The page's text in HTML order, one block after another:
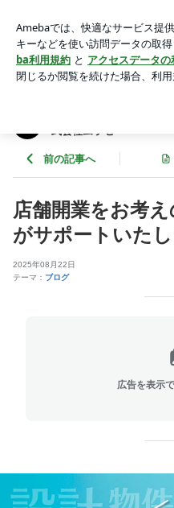
店舗の新築工事・改装リニュ
アプリをダウンロードして ブ
ょう。
式会社ムラセ
前の記事へ
店舗開業をお考
がサポートいたし
2025年08月22日
テーマ： ブログ
広告を表示